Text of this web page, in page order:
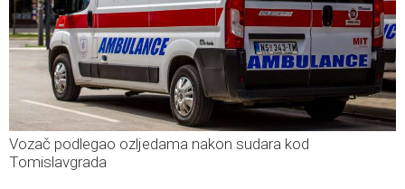
Vozač podlegao ozljedama nakon sudara kod
Tomislavgrada